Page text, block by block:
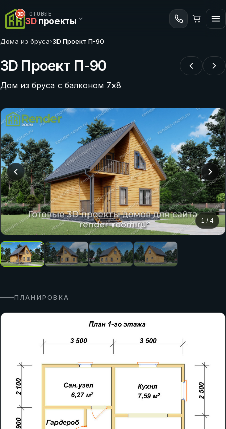
ГОТОВЫЕ
3Dпроекты
Дома из бруса›3D Проект П-90
3D Проект П-90
Дом из бруса с балконом 7х8
1 / 4
ПЛАНИРОВКА